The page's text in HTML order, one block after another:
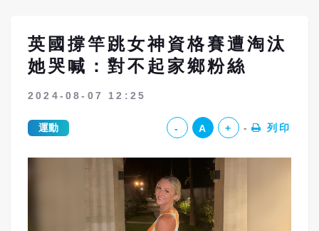
英國撐竿跳女神資格賽遭淘汰
她哭喊：對不起家鄉粉絲
2024-08-07 12:25
運動 - A + 列印